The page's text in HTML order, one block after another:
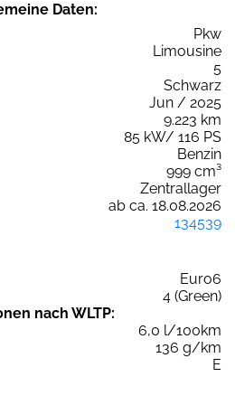
Daten:
Pkw
Limousine
5
Schwarz
Jun / 2025
9.223 km
85 kW/ 116 PS
Benzin
999 cm³
Zentrallager
ab ca. 18.08.2026
134539
Euro6
4 (Green)
nach WLTP:
6,0 l/100km
136 g/km
E